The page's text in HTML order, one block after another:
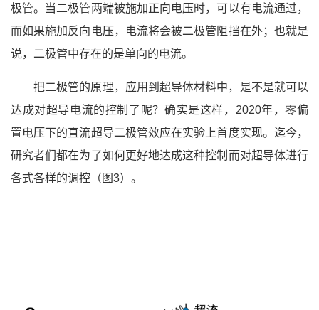
极管。当二极管两端被施加正向电压时，可以有电流通过，
而如果施加反向电压，电流将会被二极管阻挡在外；也就是
说，二极管中存在的是单向的电流。
把二极管的原理，应用到超导体材料中，是不是就可以
达成对超导电流的控制了呢？确实是这样，2020年，零偏
置电压下的直流超导二极管效应在实验上首度实现。迄今，
研究者们都在为了如何更好地达成这种控制而对超导体进行
各式各样的调控（图3）。